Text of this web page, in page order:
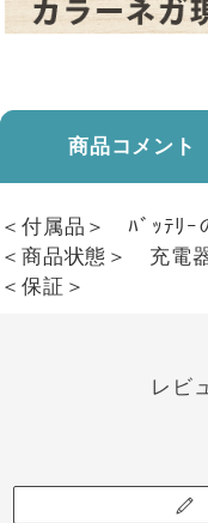
商品コメント
＜付属品＞ ﾊﾞｯﾃﾘｰ
＜商品状態＞ 充電
＜保証＞
レビ